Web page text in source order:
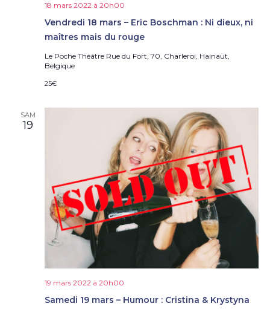
Vendredi 18 mars – Eric Boschman : Ni dieux, ni
maîtres mais du rouge
18 mars 2022 à 20h00
Le Poche Théâtre Rue du Fort, 70, Charleroi, Hainaut,
Belgique
25€
SAM
19
Samedi 19 mars – Humour : Cristina & Krystyna
19 mars 2022 à 20h00